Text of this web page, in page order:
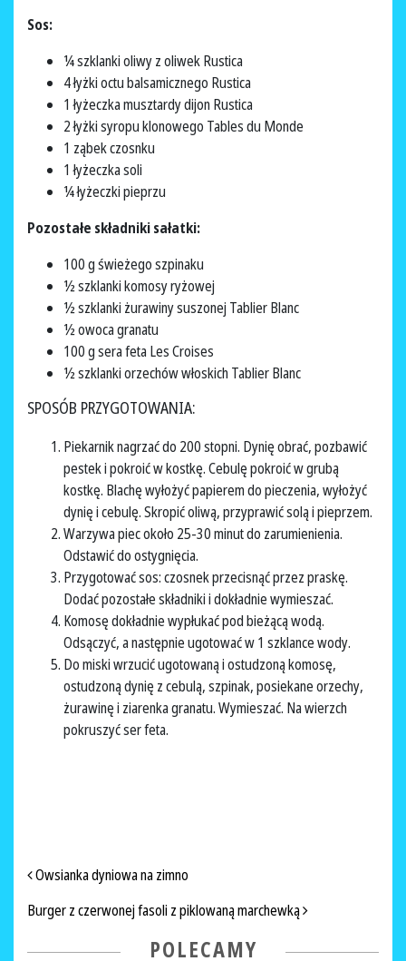
Sos:
¼ szklanki oliwy z oliwek Rustica
4 łyżki octu balsamicznego Rustica
1 łyżeczka musztardy dijon Rustica
2 łyżki syropu klonowego Tables du Monde
1 ząbek czosnku
1 łyżeczka soli
¼ łyżeczki pieprzu
Pozostałe składniki sałatki:
100 g świeżego szpinaku
½ szklanki komosy ryżowej
½ szklanki żurawiny suszonej Tablier Blanc
½ owoca granatu
100 g sera feta Les Croises
½ szklanki orzechów włoskich Tablier Blanc
SPOSÓB PRZYGOTOWANIA:
Piekarnik nagrzać do 200 stopni. Dynię obrać, pozbawić
pestek i pokroić w kostkę. Cebulę pokroić w grubą
kostkę. Blachę wyłożyć papierem do pieczenia, wyłożyć
dynię i cebulę. Skropić oliwą, przyprawić solą i pieprzem.
Warzywa piec około 25-30 minut do zarumienienia.
Odstawić do ostygnięcia.
Przygotować sos: czosnek przecisnąć przez praskę.
Dodać pozostałe składniki i dokładnie wymieszać.
Komosę dokładnie wypłukać pod bieżącą wodą.
Odsączyć, a następnie ugotować w 1 szklance wody.
Do miski wrzucić ugotowaną i ostudzoną komosę,
ostudzoną dynię z cebulą, szpinak, posiekane orzechy,
żurawinę i ziarenka granatu. Wymieszać. Na wierzch
pokruszyć ser feta.
NAWIGACJA PO ARTYKUŁACH
Owsianka dyniowa na zimno
Burger z czerwonej fasoli z piklowaną marchewką
POLECAMY